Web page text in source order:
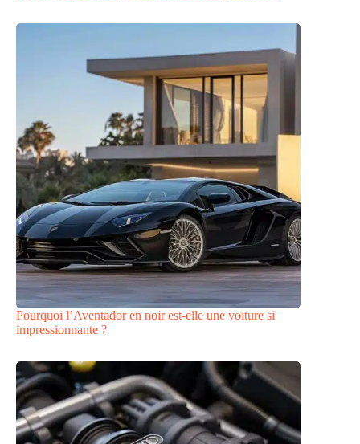
Pourquoi l’Aventador en noir est-elle une voiture si
impressionnante ?